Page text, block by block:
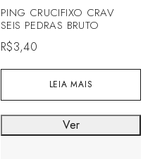
LEIA MAIS
PING CRUCIFIXO CRAV
SEIS PEDRAS BRUTO
R$3,40
Ver